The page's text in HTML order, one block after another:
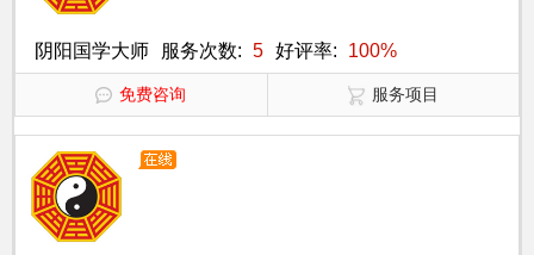
阴阳国学大师 服务次数: 5 好评率: 100%
免费咨询 服务项目